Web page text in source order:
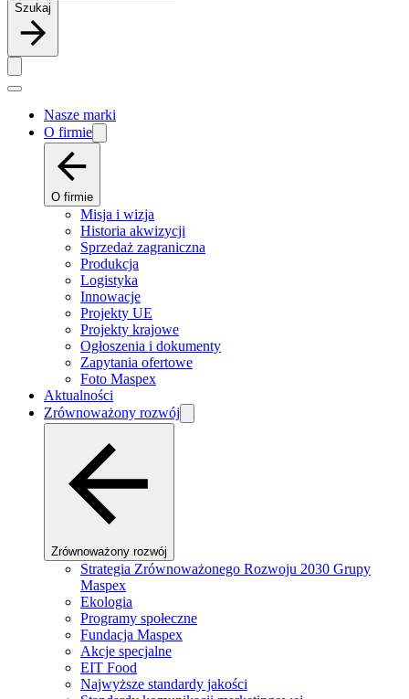
Szukaj
Nasze marki
O firmie
O firmie
Misja i wizja
Historia akwizycji
Sprzedaż zagraniczna
Produkcja
Logistyka
Innowacje
Projekty UE
Projekty krajowe
Ogłoszenia i dokumenty
Zapytania ofertowe
Foto Maspex
Aktualności
Zrównoważony rozwój
Zrównoważony rozwój
Strategia Zrównoważonego Rozwoju 2030 Grupy
Maspex
Ekologia
Programy społeczne
Fundacja Maspex
Akcje specjalne
EIT Food
Najwyższe standardy jakości